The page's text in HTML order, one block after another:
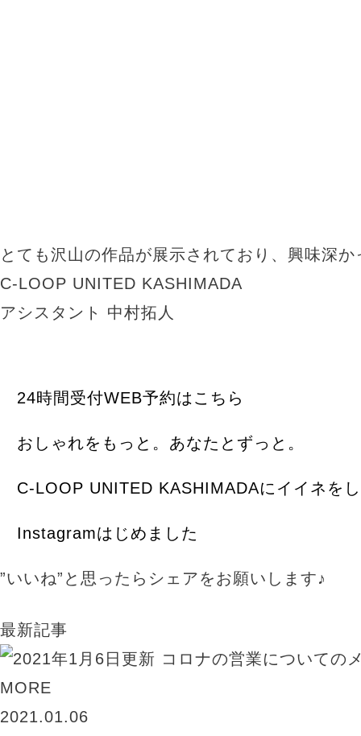
とても沢山の作品が展示されており、興味深か
C-LOOP UNITED KASHIMADA
アシスタント 中村拓人
24時間受付WEB予約はこちら
おしゃれをもっと。あなたとずっと。
C-LOOP UNITED KASHIMADAにイイネを
Instagramはじめました
”いいね”と思ったらシェアをお願いします♪
最新記事
MORE
2021.01.06